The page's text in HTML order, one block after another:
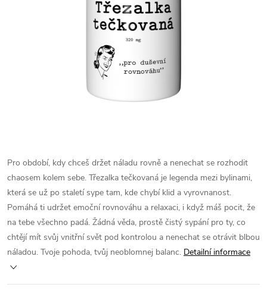
Pro období, kdy chceš držet náladu rovně a nenechat se rozhodit
chaosem kolem sebe. Třezalka tečkovaná je legenda mezi bylinami,
která se už po staletí sype tam, kde chybí klid a vyrovnanost.
Pomáhá ti udržet emoční rovnováhu a relaxaci, i když máš pocit, že
na tebe všechno padá. Žádná věda, prostě čistý sypání pro ty, co
chtějí mít svůj vnitřní svět pod kontrolou a nenechat se otrávit blbou
náladou. Tvoje pohoda, tvůj neoblomnej balanc. Detailní informace